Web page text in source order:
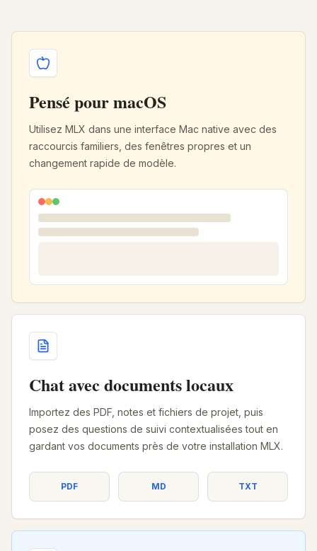
Pensé pour macOS
Utilisez MLX dans une interface Mac native avec des
raccourcis familiers, des fenêtres propres et un
changement rapide de modèle.
Chat avec documents locaux
Importez des PDF, notes et fichiers de projet, puis
posez des questions de suivi contextualisées tout en
gardant vos documents près de votre installation MLX.
PDF MD TXT